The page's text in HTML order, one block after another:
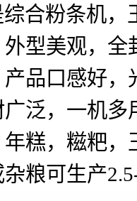
合粉条机
型美观，
品口感好
泛，一机
糕，糍粑
粮可生产